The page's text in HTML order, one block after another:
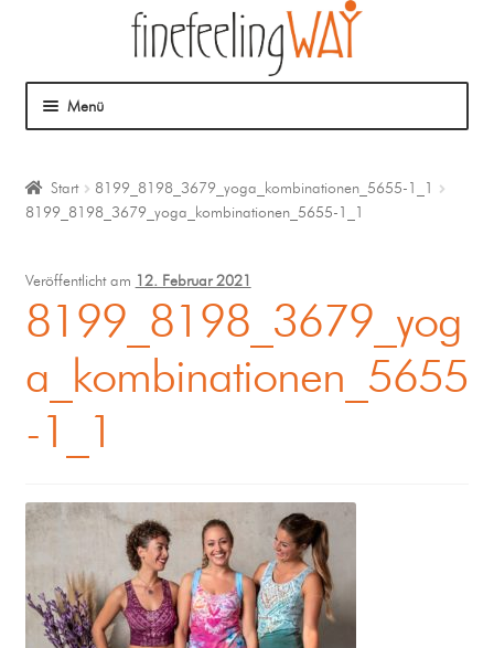
Menü
Mein Angebot
Coaching
Klangmassage
Start
8199_8198_3679_yoga_kombinationen_5655-1_1
8199_8198_3679_yoga_kombinationen_5655-1_1
Veröffentlicht am 12. Februar 2021
8199_8198_3679_yog
a_kombinationen_5655
-1_1